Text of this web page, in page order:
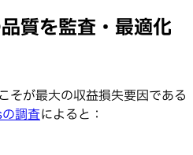
質を監査・最適化
そが最大の収益損失要因である
調査によると：